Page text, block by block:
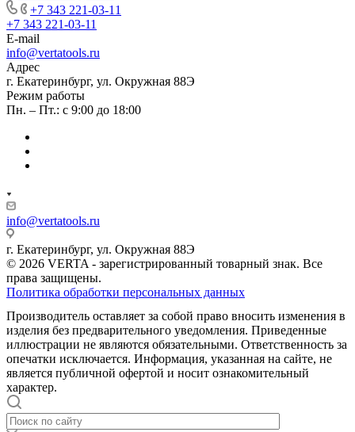
+7 343 221-03-11
+7 343 221-03-11
E-mail
info@vertatools.ru
Адрес
г. Екатеринбург, ул. Окружная 88Э
Режим работы
Пн. – Пт.: с 9:00 до 18:00
info@vertatools.ru
г. Екатеринбург, ул. Окружная 88Э
© 2026 VERTA - зарегистрированный товарный знак. Все
права защищены.
Политика обработки персональных данных
Производитель оставляет за собой право вносить изменения в
изделия без предварительного уведомления. Приведенные
иллюстрации не являются обязательными. Ответственность за
опечатки исключается. Информация, указанная на сайте, не
является публичной офертой и носит ознакомительный
характер.